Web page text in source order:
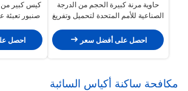
حاوية مرنة كبيرة الحجم من الدرجة
الصناعية للأمم المتحدة لتحميل وتفريغ
احصل على أفضل سعر
صنبور تعبئة
احصل
مكافحة ساكنة أكياس السائبة